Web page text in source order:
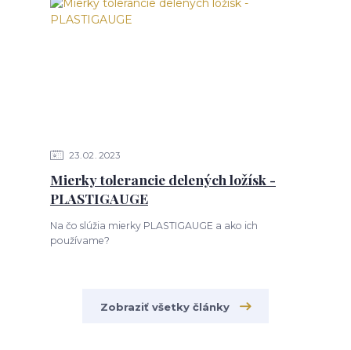
23 02 2023
Mierky tolerancie delených ložísk -
PLASTIGAUGE
Na čo slúžia mierky PLASTIGAUGE a ako ich
používame?
Zobraziť všetky články